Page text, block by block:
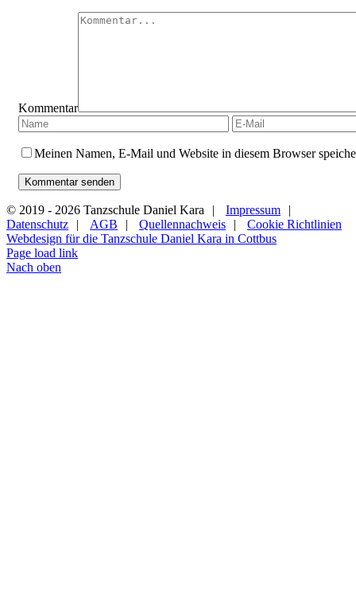
Kommentar
Meinen Namen, E-Mail und Website in diesem Browser
© 2019 - 2026 Tanzschule Daniel Kara | Impressum
|
Datenschutz
| AGB | Quellennachweis |
Cookie Richtlinien
Webdesign für die Tanzschule Daniel Kara in Cottbus
Page load link
Nach oben